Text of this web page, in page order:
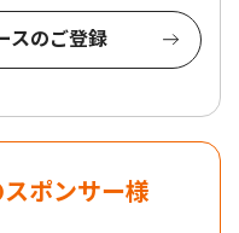
スのご登録
ポンサー様